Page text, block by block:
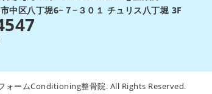
中区八丁堀6−７−３０１ チュリス八丁堀 3F
ォームConditioning整骨院. All Rights Reserved.